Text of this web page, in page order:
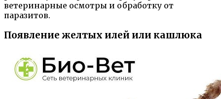
ветеринарные осмотры и обработку от
паразитов.
Появление желтых илей или кашлюка